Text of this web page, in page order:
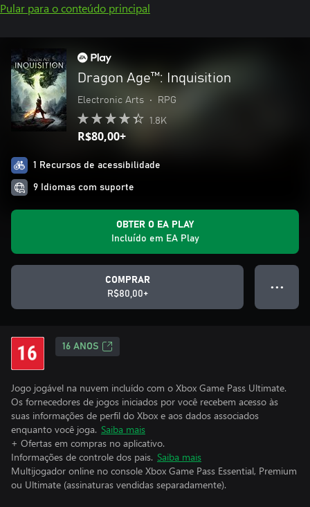
Pular para o conteúdo principal
Dragon Age™: Inquisition
Electronic Arts • RPG
1.8K
R$80,00+
1 Recursos de acessibilidade
9 Idiomas com suporte
OBTER O EA PLAY
Incluído em EA Play
COMPRAR
R$80,00+
● ● ●
16 ANOS
Jogo jogável na nuvem incluído com o Xbox Game Pass Ultimate.
Os fornecedores de jogos iniciados por você recebem acesso às
suas informações de perfil do Xbox e aos dados associados
enquanto você joga. Saiba mais
+ Ofertas em compras no aplicativo.
Informações de controle dos pais. Saiba mais
Multijogador online no console Xbox Game Pass Essential, Premium
ou Ultimate (assinaturas vendidas separadamente).